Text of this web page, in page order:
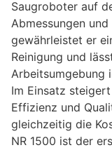
Saugroboter auf
Abmessungen
gewährleistet er
Reinigung und
Arbeitsumgebung
Im Einsatz
Effizienz und
gleichzeitig die
NR 1500 ist der